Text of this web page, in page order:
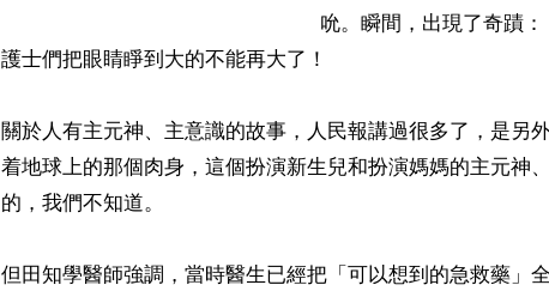
吮。瞬間，出現了奇蹟
護士們把眼睛睜到大的不能再大了！
關於人有主元神、主意識的故事，人民報講過很多了，是另
着地球上的那個肉身，這個扮演新生兒和扮演媽媽的主元神
的，我們不知道。
但田知學醫師強調，當時醫生已經把「可以想到的急救藥」